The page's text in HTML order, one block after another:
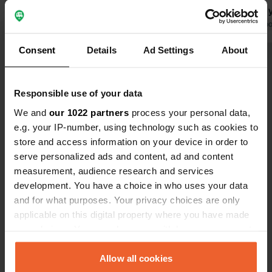
Consent Details Ad Settings About
Responsible use of your data
We and our 1022 partners process your personal data,
e.g. your IP-number, using technology such as cookies to
store and access information on your device in order to
serve personalized ads and content, ad and content
measurement, audience research and services
development. You have a choice in who uses your data
and for what purposes. Your privacy choices are only
applicable on this digital property where you have made
any time from the Cookie Declaration or by clicking on
the Privacy trigger icon.Allow all cookies
(inclus dans le prix))
publique (il
Traduit par
Es-tu déjà venu ici ?
Contact
Rua da Fontinha
3660, São Pedro do Sul, Portugal
Copie